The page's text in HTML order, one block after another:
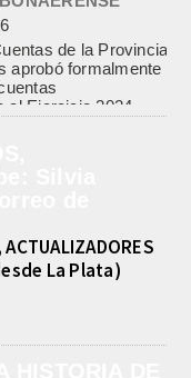
aprobó formalmente
al Ejercicio 2024,...
MASCULINO DE
EL
CIVIL
EN LA
La Plata)